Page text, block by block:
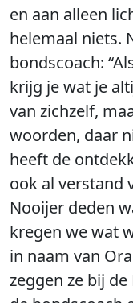
en aan alleen
helemaal niets.
bondscoach:
krijg je wat je
van zichzelf,
woorden, daar
heeft de
ook al verstand
Nooijer deden
kregen we wat
in naam van
zeggen ze bij